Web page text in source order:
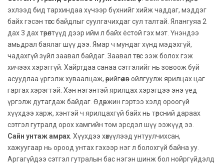
эхлээд бид тархиндаа хүчээр бүхнийг хийж чаддаг, мэддэг
байх гэсэн төгс байдлыг суулгачихдаг сул талтай. Ялангуяа 2
дах 3 дах төрөлтүүд дээр ийм л байх ёстой гэх мэт. Үнэндээ
амьдрал баялаг шүү дээ. Ямар ч мундаг хүнд мэдэхгүй,
чадахгүй зүйл заавал байдаг. Заавал төгс ээж болох гэж
хичээх хэрэггүй. Хайртдаа санаа сэтгэлийг нь зовоож буй
асуудлаа үргэлж хуваалцаж, өөрийгөө зөв ойлгуулж ярилцах цаг
гаргах хэрэгтэй. Хэн нэгэнтэй ярилцах хэрэгцээ энэ үед
үргэлж дутагдаж байдаг. Өдөржин гэртээ хэлд ороогүй
хүүхдээ харж, хэнтэй ч ярилцахгүй байх нь төрсний дараах
сэтгэл гутралд орох хамгийн том эрсдэл шүү ээжүүд ээ.
Сайн унтаж амрах . Хүүхдээ хөхүүлээд унтуулчихсан,
хажуугаар нь ороод унтах гэхээр нэг л болохгүй байна уу.
Аргагүйдээ сэтгэл гутралын бас нэгэн шинж бол нойргүйдэлд